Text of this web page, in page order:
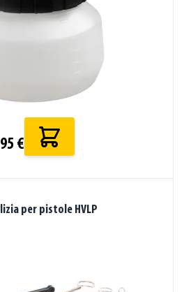
€
per pistole HVLP